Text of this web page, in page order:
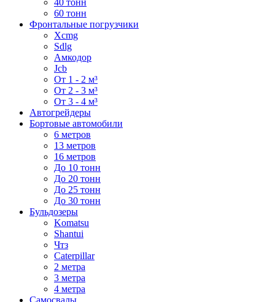
60 тонн
Фронтальные погрузчики
Xcmg
Sdlg
Амкодор
Jcb
От 1 - 2 м³
От 2 - 3 м³
От 3 - 4 м³
Автогрейдеры
Бортовые автомобили
6 метров
13 метров
16 метров
До 10 тонн
До 20 тонн
До 25 тонн
До 30 тонн
Бульдозеры
Komatsu
Shantui
Чтз
Caterpillar
2 метра
3 метра
4 метра
Самосвалы